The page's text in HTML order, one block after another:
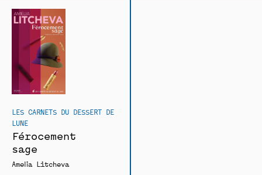
Actualités
Rencontres
LES CARNETS DU DESSERT DE
LUNE
Férocement
sage
Amelia Litcheva